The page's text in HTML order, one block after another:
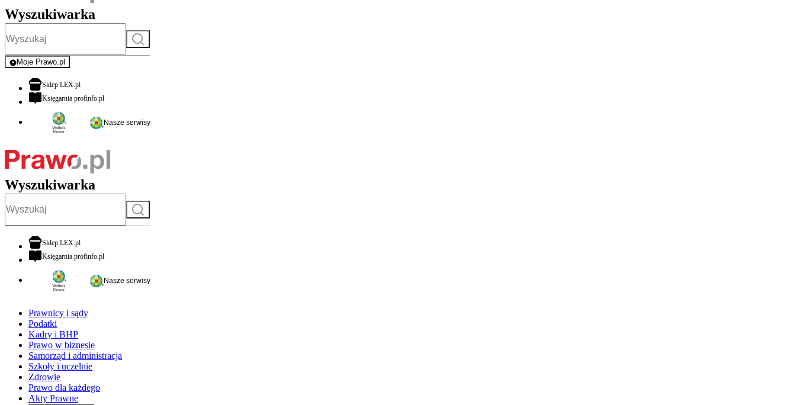
Wyszukiwarka
Szukaj
Moje Prawo.pl
- rejestracja i logowanie do serwisu
Sklep LEX.plotwiera się w nowej karcie
Księgarnia profinfo.plotwiera się w nowej karcie
Nasze serwisy
Wyszukiwarka
Szukaj
Sklep LEX.plotwiera się w nowej karcie
Księgarnia profinfo.plotwiera się w nowej karcie
Nasze serwisy
Prawnicy i sądy
Podatki
Kadry i BHP
Prawo w biznesie
Samorząd i administracja
Szkoły i uczelnie
Zdrowie
Prawo dla każdego
Akty Prawne